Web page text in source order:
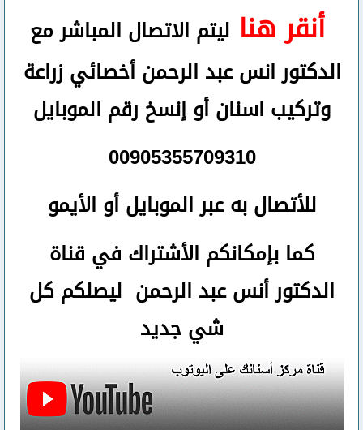
أنقر هنا ليتم الاتصال المباشر مع
الدكتور انس عبد الرحمن أخصائي زراعة
وتركيب اسنانأوإنسخ رقم الموبايل
00905355709310
للأتصالبه عبر الموبايل أو الأيمو
كما بإمكانكم الأشتراك في قناة
الدكتور أنس عبد الرحمن ليصلكم كل
شي جديد